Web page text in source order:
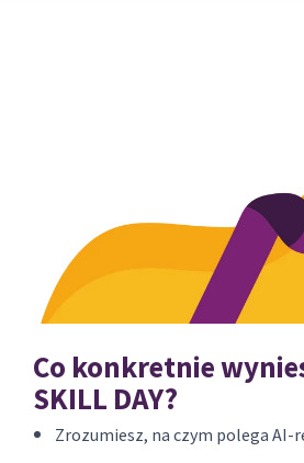
Co konkretnie
SKILL DAY?
Zrozumiesz, na czym polega AI-